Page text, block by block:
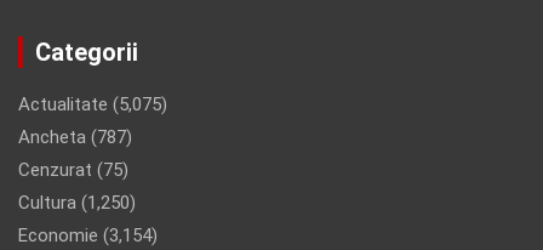
Categorii
Actualitate (5,075)
Ancheta (787)
Cenzurat (75)
Cultura (1,250)
Economie (3,154)